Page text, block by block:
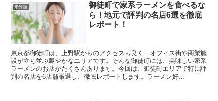
未分類
御徒町で家系ラーメンを食べるな
ら！地元で評判の名店6選を徹底
レポート！
東京都御徒町は、上野駅からのアクセスも良く、オフィス街や商業施
設が立ち並ぶ賑やかなエリアです。そんな御徒町には、美味しい家系
ラーメンのお店がたくさんあります。今回は、御徒町エリアで特に評
判の名店を6店舗厳選し、徹底レポートします。ラーメン好...